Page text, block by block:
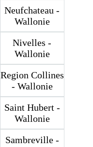
Neufchateau -
Wallonie
Nivelles -
Wallonie
Region Collines
- Wallonie
Saint Hubert -
Wallonie
Sambreville -